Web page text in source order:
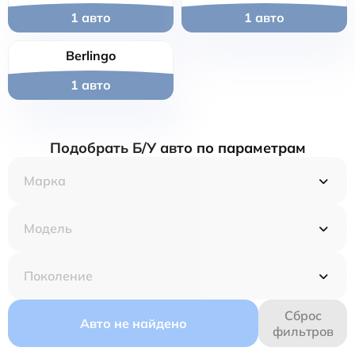
1 авто 1 авто
Berlingo
1 авто
Подобрать Б/У авто по параметрам
Авто не найдено
Сброс
фильтров